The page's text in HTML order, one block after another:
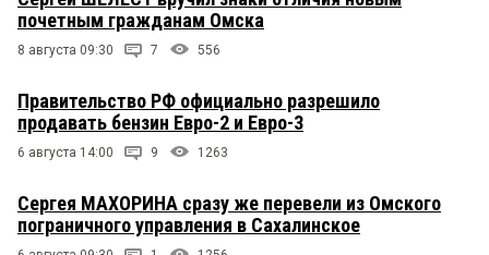
почетным гражданам Омска
8 августа 09:30 7 556
Правительство РФ официально разрешило
продавать бензин Евро-2 и Евро-3
6 августа 14:00 9 1263
Сергея МАХОРИНА сразу же перевели из Омского
пограничного управления в Сахалинское